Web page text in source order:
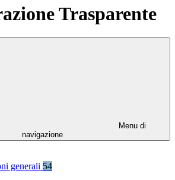
Trasparente
Menu di
navigazione
generali 54